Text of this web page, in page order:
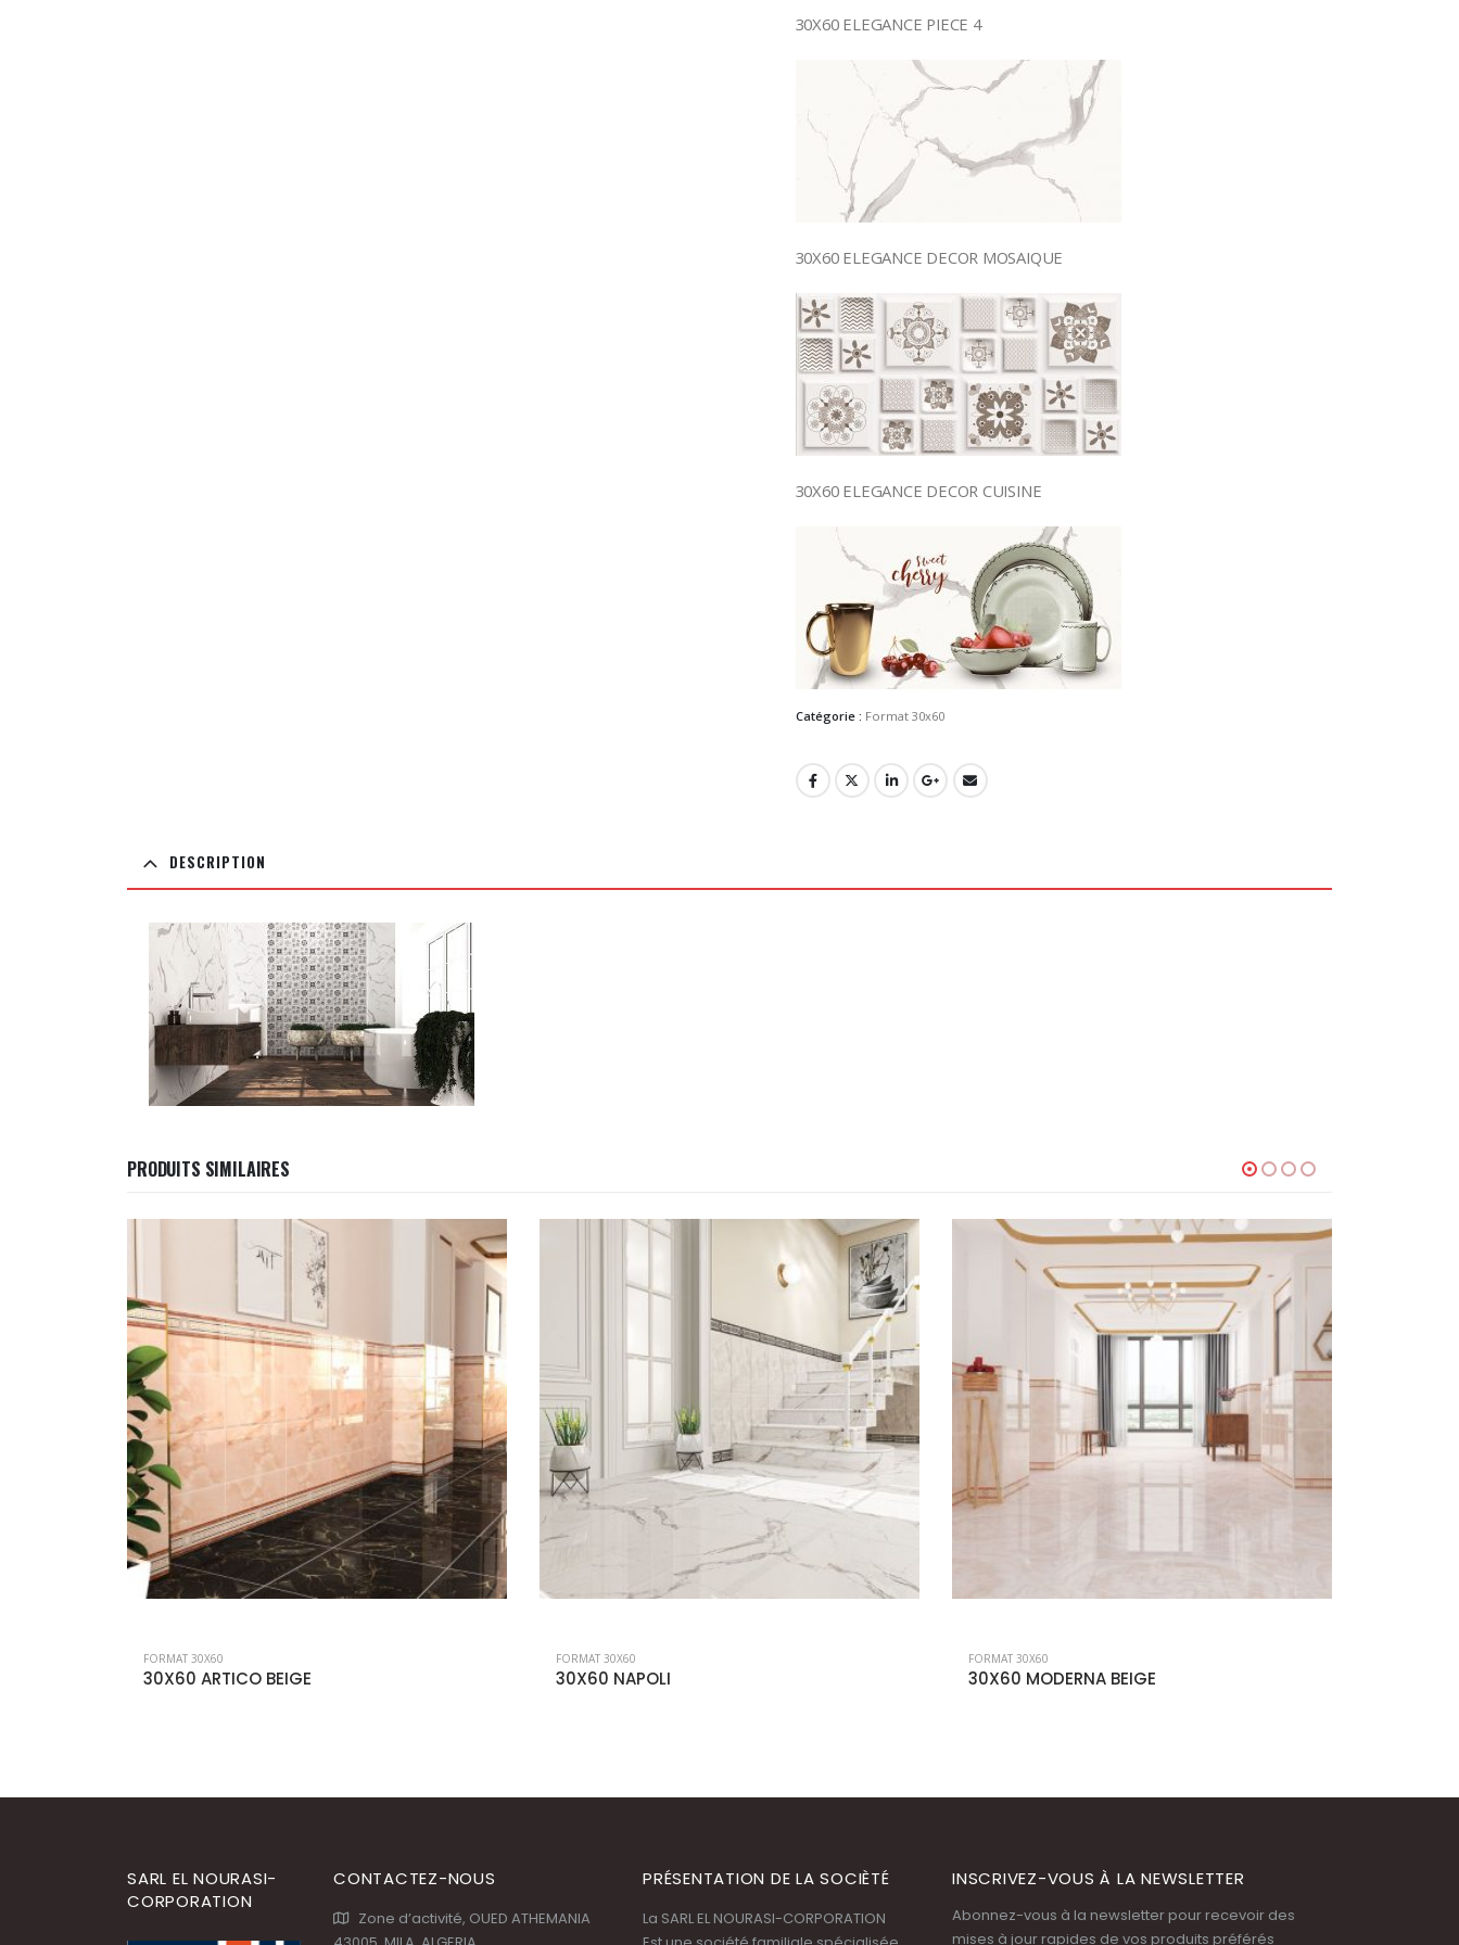
30X60 ELEGANCE PIECE 4
30X60 ELEGANCE DECOR MOSAIQUE
30X60 ELEGANCE DECOR CUISINE
Catégorie : Format 30x60
DESCRIPTION
PRODUITS SIMILAIRES
FORMAT 30X60
30X60 NAPOLI
FORMAT 30X60
30X60 MODERNA BEIGE
FORMAT 30X60
30X60 PERLA
SARL EL NOURASI-
CORPORATION
CONTACTEZ-NOUS
Zone d’activité, OUED ATHEMANIA
PRÉSENTATION DE LA SOCIÈTÉ
La SARL EL NOURASI-CORPORATION
INSCRIVEZ-VOUS À LA NEWSLETTER
Abonnez-vous à la newsletter pour recevoir des
mises à jour rapides de vos produits préférés